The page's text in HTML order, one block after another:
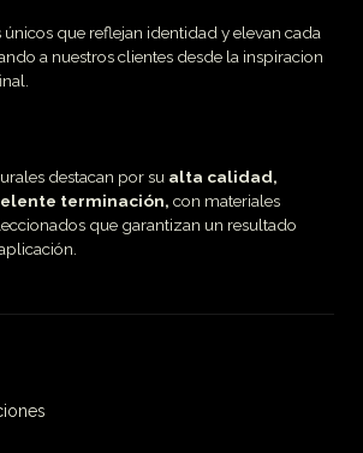
que reflejan identidad y elevan cada
a nuestros clientes desde la inspiracion
destacan por su alta calidad,
terminación, con materiales
que garantizan un resultado